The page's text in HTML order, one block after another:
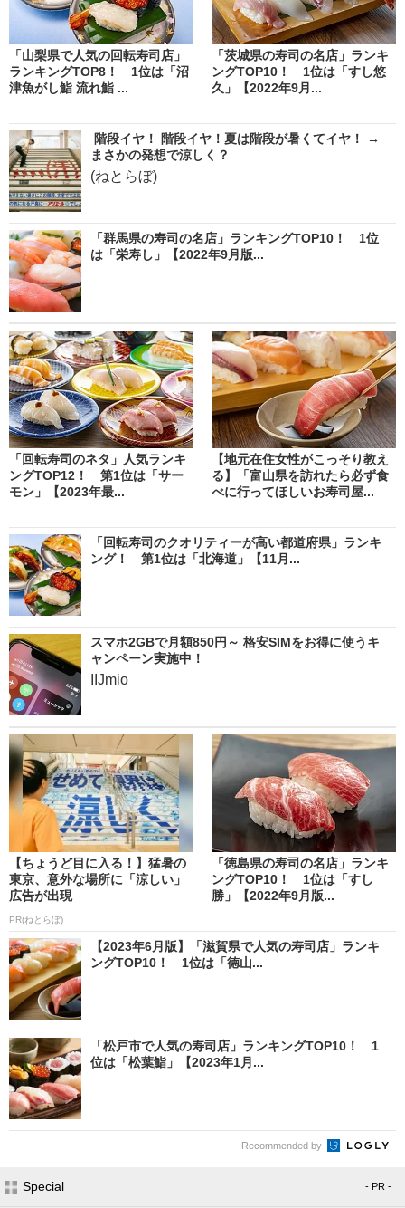
「山梨県で人気の回転寿司店」
ランキングTOP8！ 1位は「沼
津魚がし鮨 流れ鮨 ...
「茨城県の寿司の名店」ランキ
ングTOP10！ 1位は「すし悠
久」【2022年9月...
階段イヤ！ 階段イヤ！夏は階段が暑くてイヤ！ →
まさかの発想で涼しく？
(ねとらぼ)
「群馬県の寿司の名店」ランキングTOP10！ 1位
は「栄寿し」【2022年9月版...
「回転寿司のネタ」人気ランキ
ングTOP12！ 第1位は「サー
モン」【2023年最...
【地元在住女性がこっそり教え
る】「富山県を訪れたら必ず食
べに行ってほしいお寿司屋...
「回転寿司のクオリティーが高い都道府県」ランキ
ング！ 第1位は「北海道」【11月...
スマホ2GBで月額850円～ 格安SIMをお得に使うキ
ャンペーン実施中！
IIJmio
【ちょうど目に入る！】猛暑の
東京、意外な場所に「涼しい」
広告が出現
PR(ねとらぼ)
「徳島県の寿司の名店」ランキ
ングTOP10！ 1位は「すし
勝」【2022年9月版...
【2023年6月版】「滋賀県で人気の寿司店」ランキ
ングTOP10！ 1位は「徳山...
「松戸市で人気の寿司店」ランキングTOP10！ 1
位は「松葉鮨」【2023年1月...
Recommended by
Special - PR -